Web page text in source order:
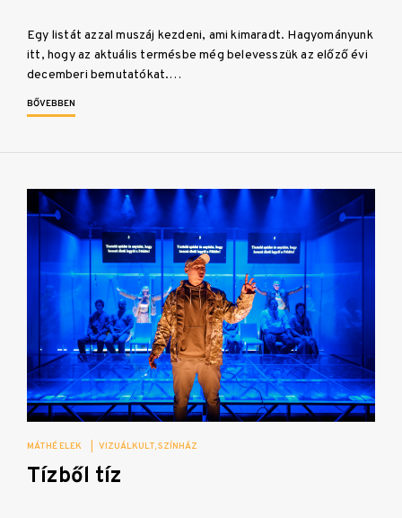
Egy listát azzal muszáj kezdeni, ami kimaradt. Hagyományunk
itt, hogy az aktuális termésbe még belevesszük az előző évi
decemberi bemutatókat.…
BŐVEBBEN
MÁTHÉ ELEK VIZUÁLKULT SZÍNHÁZ
Tízből tíz